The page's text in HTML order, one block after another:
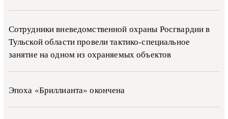
Сотрудники вневедомственной охраны Росгвардии в
Тульской области провели тактико-специальное
занятие на одном из охраняемых объектов
Эпоха «Бриллианта» окончена